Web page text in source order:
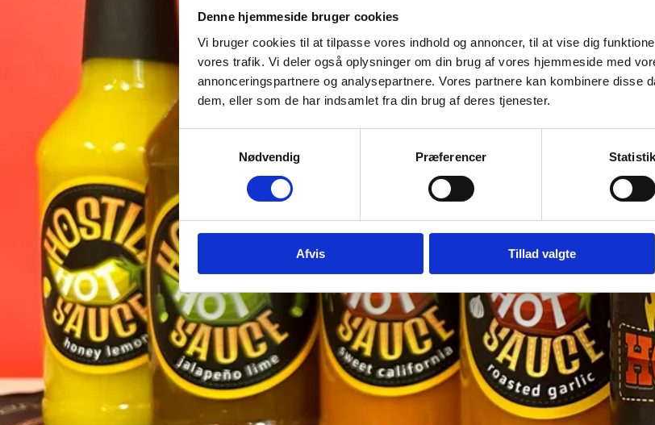
Denne hjemmeside bruger cookies
Vi bruger cookies til at tilpasse vores indhold og annoncer, til at vise dig
vores trafik. Vi deler også oplysninger om din brug af vores hjemmeside med
annonceringspartnere og analysepartnere. Vores partnere kan kombinere disse
dem, eller som de har indsamlet fra din brug af deres tjenester.
Nødvendig
Præferencer Statistik
Afvis Tillad valgte